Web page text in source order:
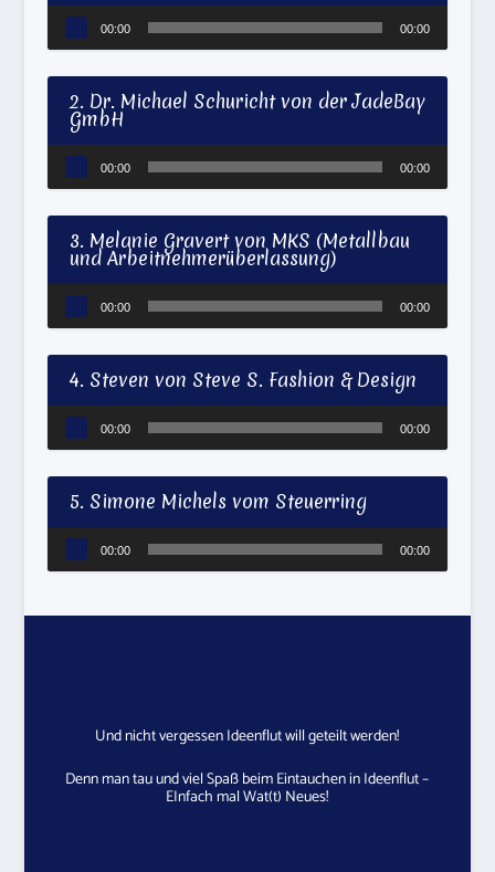
Audio-
Player 00:00 00:00
2. Dr. Michael Schuricht von der JadeBay
GmbH
Audio-
Player 00:00 00:00
3. Melanie Gravert von MKS (Metallbau
und Arbeitnehmerüberlassung)
Audio-
Player 00:00 00:00
4. Steven von Steve S. Fashion & Design
Audio-
Player 00:00 00:00
5. Simone Michels vom Steuerring
Audio-
Player 00:00 00:00
Und nicht vergessen Ideenflut will geteilt werden!
Denn man tau und viel Spaß beim Eintauchen in Ideenflut –
EInfach mal Wat(t) Neues!